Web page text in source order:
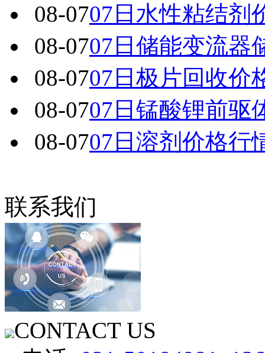
08-0707日水性粘结剂
08-0707日储能变流器
08-0707日极片回收价
08-0707日锰酸锂前驱
08-0707日溶剂价格行
联系我们
CONTACT US